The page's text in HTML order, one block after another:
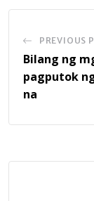
PREVIOUS
Bilang ng
pagputok
na